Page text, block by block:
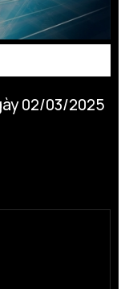
02/03/2025